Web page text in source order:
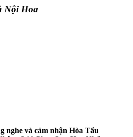
Nội Hoa
nghe và cảm nhận Hòa Tấu